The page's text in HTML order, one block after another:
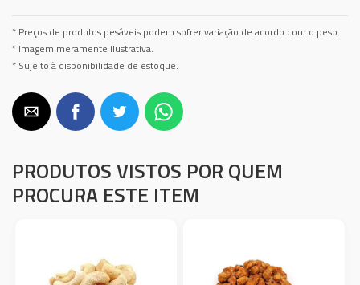
* Preços de produtos pesáveis podem sofrer variação de acordo com o peso.
* Imagem meramente ilustrativa.
* Sujeito à disponibilidade de estoque.
PRODUTOS VISTOS POR QUEM
PROCURA ESTE ITEM